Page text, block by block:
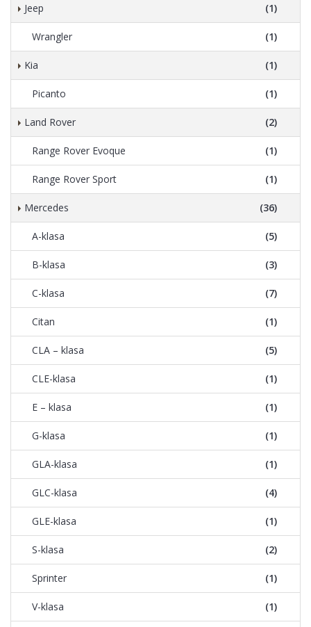
Jeep (1)
Wrangler (1)
Kia (1)
Picanto (1)
Land Rover (2)
Range Rover Evoque (1)
Range Rover Sport (1)
Mercedes (36)
A-klasa (5)
B-klasa (3)
C-klasa (7)
Citan (1)
CLA – klasa (5)
CLE-klasa (1)
E – klasa (1)
G-klasa (1)
GLA-klasa (1)
GLC-klasa (4)
GLE-klasa (1)
S-klasa (2)
Sprinter (1)
V-klasa (1)